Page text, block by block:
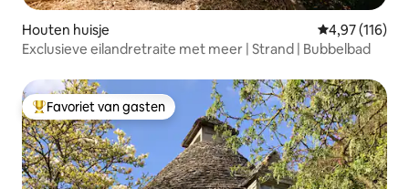
Houten huisje Gemiddelde
4,97 (116)
Exclusieve eilandretraite met meer | Strand | Bubbelbad
Topfavoriet van gasten
Favoriet van gasten